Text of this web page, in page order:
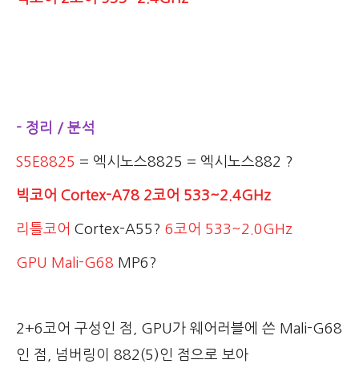
- 정리 / 분석
S5E8825 = 엑시노스8825 = 엑시노스882 ?
빅코어 Cortex-A78 2코어 533~2.4GHz
리틀코어 Cortex-A55? 6코어 533~2.0GHz
GPU Mali-G68 MP6?
2+6코어 구성인 점, GPU가 웨어러블에 쓴 Mali-G68
인 점, 넘버링이 882(5)인 점으로 보아